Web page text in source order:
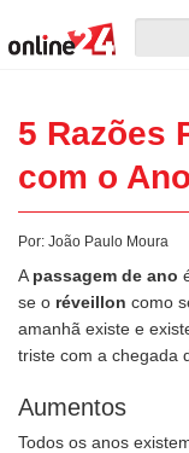
5 Razões
com o
Por: João Paulo Moura
A passagem de ano
se o réveillon como
amanhã existe e
triste com a chegada
Aumentos
Todos os anos